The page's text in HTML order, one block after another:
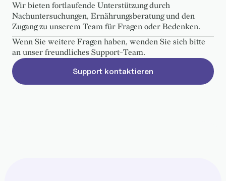
Wir bieten fortlaufende Unterstützung durch
Nachuntersuchungen, Ernährungsberatung und den
Zugang zu unserem Team für Fragen oder Bedenken.
Wenn Sie weitere Fragen haben, wenden Sie sich bitte
an unser freundliches Support-Team.
Support kontaktieren